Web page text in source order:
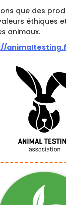
que des
éthiques
animaux.